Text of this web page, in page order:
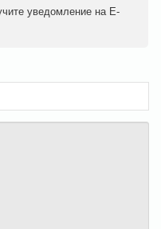
уведомление на E-